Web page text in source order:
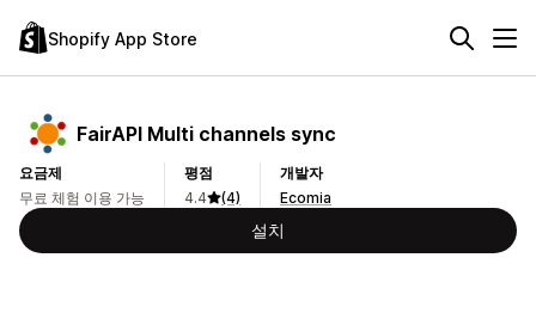
Shopify App Store
FairAPI Multi channels sync
요금제
무료 체험 이용 가능
평점
4.4
(4)
개발자
Ecomia
설치